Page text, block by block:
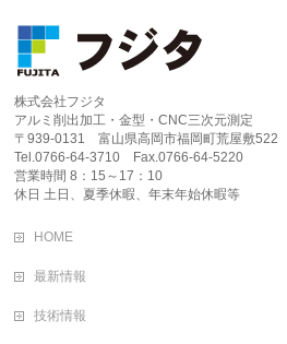
株式会社フジタ
アルミ削出加工・金型・CNC三次元測定
〒939-0131 富山県高岡市福岡町荒屋敷522
Tel.0766-64-3710 Fax.0766-64-5220
営業時間 8：15～17：10
休日 土日、夏季休暇、年末年始休暇等
HOME
最新情報
技術情報